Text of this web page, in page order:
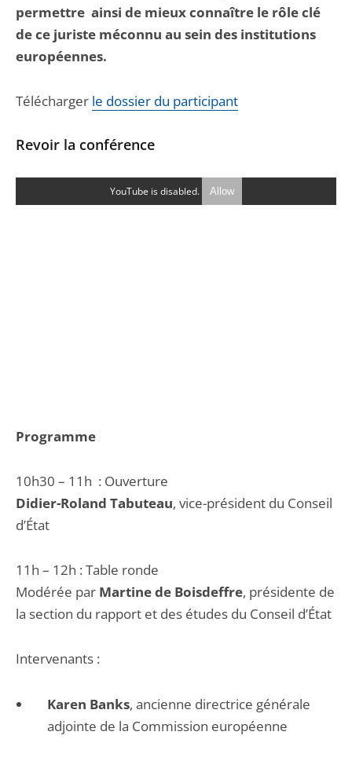
permettre ainsi de mieux connaître le rôle clé
de ce juriste méconnu au sein des institutions
européennes.
Télécharger le dossier du participant
Revoir la conférence
YouTube is disabled. Allow
Programme
10h30 – 11h : Ouverture
Didier-Roland Tabuteau, vice-président du Conseil
d’État
11h – 12h : Table ronde
Modérée par Martine de Boisdeffre, présidente de
la section du rapport et des études du Conseil d’État
Intervenants :
Karen Banks, ancienne directrice générale
adjointe de la Commission européenne